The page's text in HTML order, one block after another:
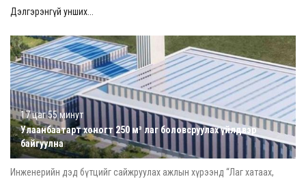
Дэлгэрэнгүй унших...
17 цаг 55 минут
Улаанбаатарт хоногт 250 м³ лаг боловсруулах үйлдвэр
байгуулна
Инженерийн дэд бүтцийг сайжруулах ажлын хүрээнд “Лаг хатаах,